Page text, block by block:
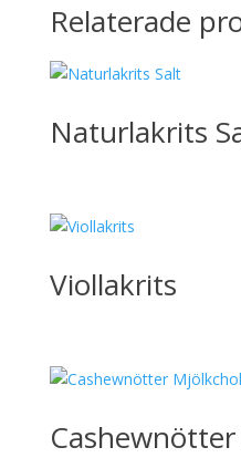
Relaterade
Naturlakrits
Viollakrits